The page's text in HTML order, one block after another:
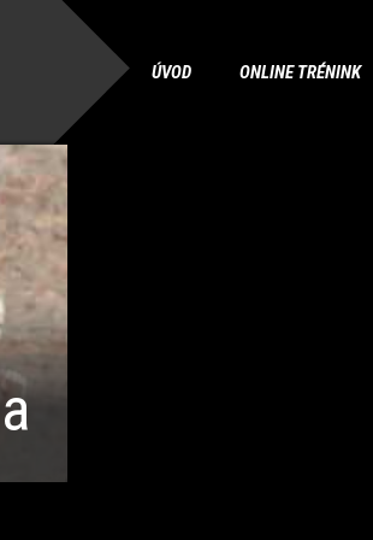
ÚVOD ONLINE TRÉNINK